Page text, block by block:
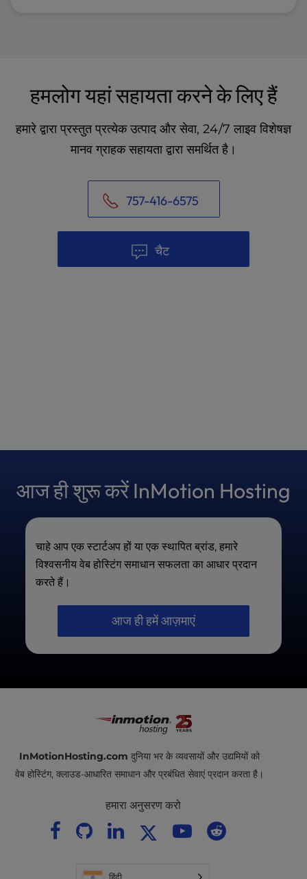
हमलोग यहां सहायता करने के लिए हैं
हमारे द्वारा प्रस्तुत प्रत्येक उत्पाद और सेवा, 24/7 लाइव विशेषज्ञ
मानव ग्राहक सहायता द्वारा समर्थित है।
757-416-6575
चैट
आज ही शुरू करें InMotion Hosting
चाहे आप एक स्टार्टअप हों या एक स्थापित ब्रांड, हमारे
विश्वसनीय वेब होस्टिंग समाधान सफलता का आधार प्रदान
करते हैं।
आज ही हमें आज़माएं
InMotionHosting.com दुनिया भर के व्यवसायों और उद्यमियों को
वेब होस्टिंग, क्लाउड-आधारित समाधान और प्रबंधित सेवाएं प्रदान करता है।
हमारा अनुसरण करो